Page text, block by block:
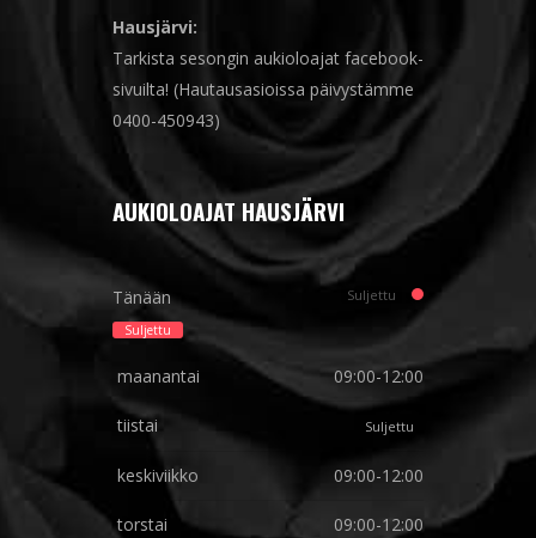
Hausjärvi:
Tarkista sesongin aukioloajat facebook-
sivuilta! (Hautausasioissa päivystämme
0400-450943)
AUKIOLOAJAT HAUSJÄRVI
Tänään
Suljettu
Suljettu
maanantai 09:00-12:00
tiistai Suljettu
keskiviikko 09:00-12:00
torstai 09:00-12:00